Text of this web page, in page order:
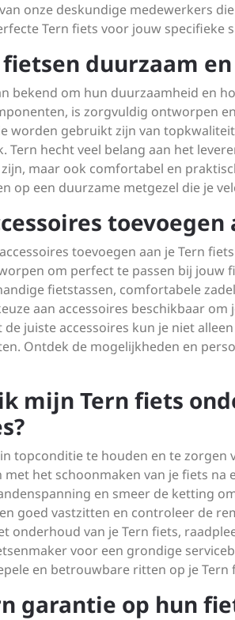
onze deskundige medewerkers
Tern fiets voor jouw specifieke
duurzaam
bekend om hun duurzaamheid en
is zorgvuldig ontworpen
worden gebruikt zijn van
Tern hecht veel belang aan het
maar ook comfortabel en
op een duurzame metgezel die je
toevoegen aan je Tern
om perfect te passen bij
fietstassen, comfortabele
aan accessoires beschikbaar
juiste accessoires kun je niet
Ontdek de mogelijkheden en
mijn Tern fiets
topconditie te houden en te
met het schoonmaken van je fiets
en smeer de ketting
goed vastzitten en controleer de
onderhoud van je Tern fiets,
voor een grondige
en betrouwbare ritten op je Tern
garantie op hun